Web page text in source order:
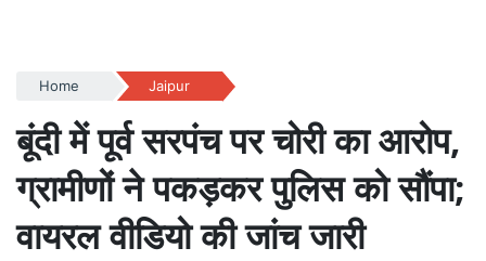
Home Jaipur
बूंदी में पूर्व सरपंच पर चोरी का आरोप,
ग्रामीणों ने पकड़कर पुलिस को सौंपा;
वायरल वीडियो की जांच जारी